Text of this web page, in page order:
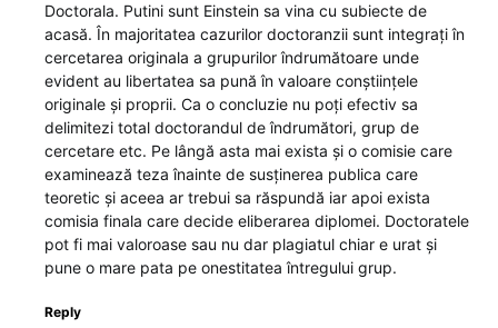
Doctorala. Putini sunt Einstein sa vina cu subiecte de
acasă. În majoritatea cazurilor doctoranzii sunt integrați în
cercetarea originala a grupurilor îndrumătoare unde
evident au libertatea sa pună în valoare conștiințele
originale și proprii. Ca o concluzie nu poți efectiv sa
delimitezi total doctorandul de îndrumători, grup de
cercetare etc. Pe lângă asta mai exista și o comisie care
examinează teza înainte de susținerea publica care
teoretic și aceea ar trebui sa răspundă iar apoi exista
comisia finala care decide eliberarea diplomei. Doctoratele
pot fi mai valoroase sau nu dar plagiatul chiar e urat și
pune o mare pata pe onestitatea întregului grup.
Reply